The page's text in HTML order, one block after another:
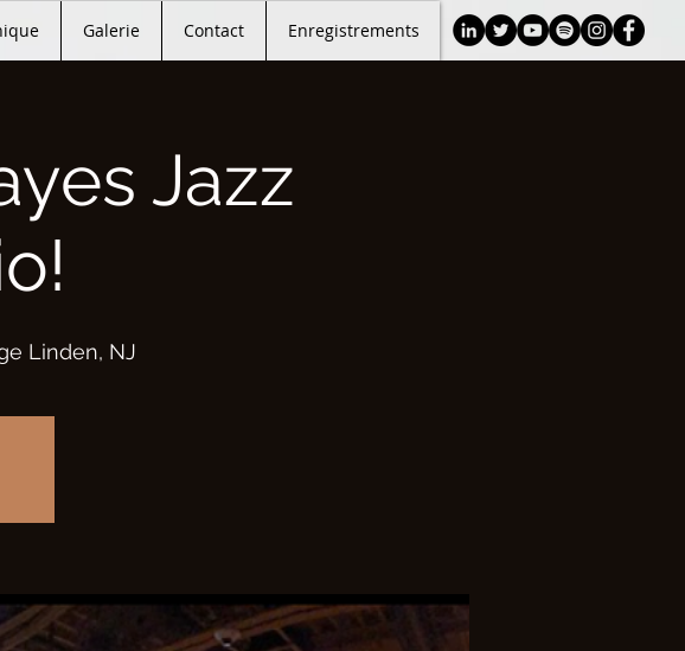
Galerie Contact Enregistrements
Jazz
Linden, NJ